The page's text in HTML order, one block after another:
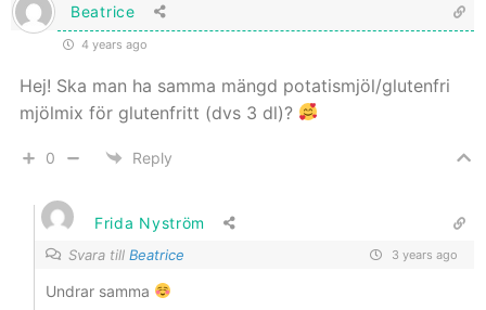
Beatrice
4 years ago
Hej! Ska man ha samma mängd potatismjöl/glutenfri
mjölmix för glutenfritt (dvs 3 dl)?
0 Reply
Frida Nyström
Svara till Beatrice 3 years ago
Undrar samma